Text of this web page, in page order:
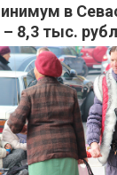
в
– 8,3 тыс.